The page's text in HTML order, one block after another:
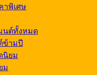
าพิเศษ
นต์ทั้งหมด
ข้ามปี
นิยม
ม